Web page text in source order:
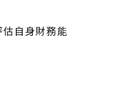
自身財務能